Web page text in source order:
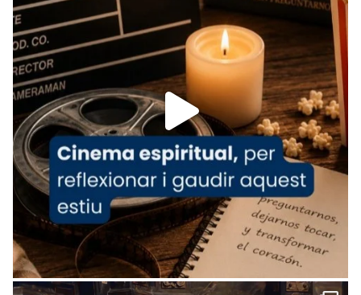
www.vaticannews.va/es/iglesia/news/2026-
07/carmina-historia-depresion-papa-viaje-
espana-testimoni...
Foto
View on Facebook · Share
Arquebisbat de Barcelona
2 weeks ago
«Avui les santes Juliana i Semproniana ens
ajuden a alçar la mirada»
Mons. Sergi Gordo, bisbe de Tortosa, ha
presidit aquest 27 de juliol la missa de Les
Santes de Mataró.